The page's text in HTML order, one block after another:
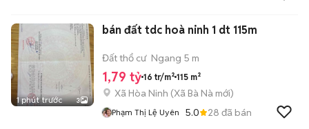
1 phút trước 3
bán đất tdc hoà ninh 1 dt 115m
Đất thổ cư Ngang 5 m
1,79 tỷ 16 tr/m² 115 m²
Xã Hòa Ninh (Xã Bà Nà mới)
Phạm Thị Lệ Uyên 5.0 28 đã bán